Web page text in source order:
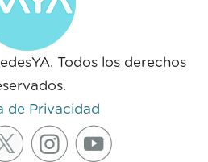
Todos los derechos
de Privacidad